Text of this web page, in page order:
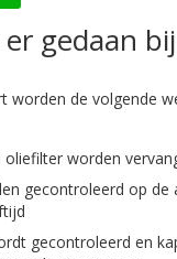
gedaan
worden de volgende
worden
gecontroleerd op de
gecontroleerd en